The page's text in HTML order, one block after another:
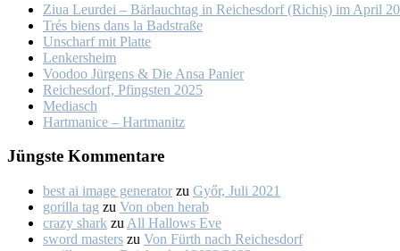
Ziua Leur­dei – Bär­lauch­tag in Rei­ches­dorf (Ri­chiș) im April
Trés biens dans la Bad­stra­ße
Un­scharf mit Plat­te
Len­kers­heim
Voo­doo Jür­gens & Die An­sa Pa­nier
Rei­ches­dorf, Pfings­ten 2025
Me­dia­sch
Hart­ma­nice – Hart­ma­nitz
Jüngs­te Kom­men­ta­re
best ai image generator zu Győr, Ju­li 2021
gorilla tag zu Von oben her­ab
crazy shark zu All Hal­lows Eve
sword masters zu Von Fürth nach Rei­ches­dorf